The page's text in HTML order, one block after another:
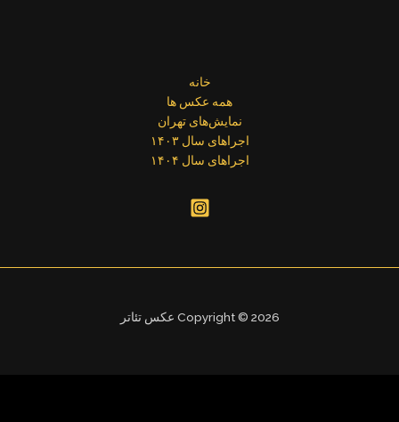
خانه
همه عکس ها
نمایش‌های تهران
اجراهای سال ۱۴۰۳
اجراهای سال ۱۴۰۴
Copyright © 2026 عکس تئاتر